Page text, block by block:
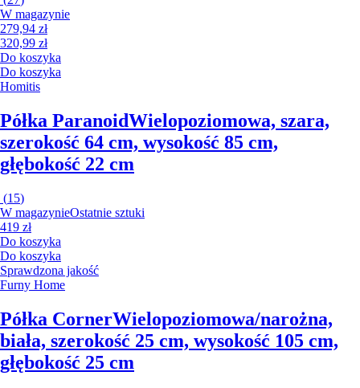
W magazynie
279,94 zł
320,99 zł
Do koszyka
Do koszyka
Homitis
Półka ParanoidWielopoziomowa, szara,
szerokość 64 cm, wysokość 85 cm,
głębokość 22 cm
(15)
W magazynieOstatnie sztuki
419 zł
Do koszyka
Do koszyka
Sprawdzona jakość
Furny Home
Półka CornerWielopoziomowa/narożna,
biała, szerokość 25 cm, wysokość 105 cm,
głębokość 25 cm